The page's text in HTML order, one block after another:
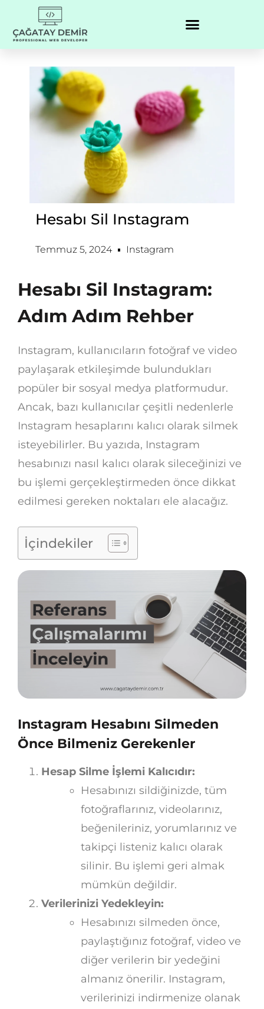
Hesabı Sil Instagram
Temmuz 5, 2024 Instagram
Hesabı Sil Instagram:
Adım Adım Rehber
Instagram, kullanıcıların fotoğraf ve video
paylaşarak etkileşimde bulundukları
popüler bir sosyal medya platformudur.
Ancak, bazı kullanıcılar çeşitli nedenlerle
Instagram hesaplarını kalıcı olarak silmek
isteyebilirler. Bu yazıda, Instagram
hesabınızı nasıl kalıcı olarak sileceğinizi ve
bu işlemi gerçekleştirmeden önce dikkat
edilmesi gereken noktaları ele alacağız.
İçindekiler
Instagram Hesabını Silmeden
Önce Bilmeniz Gerekenler
Hesap Silme İşlemi Kalıcıdır:
Hesabınızı sildiğinizde, tüm
fotoğraflarınız, videolarınız,
beğenileriniz, yorumlarınız ve
takipçi listeniz kalıcı olarak
silinir. Bu işlemi geri almak
mümkün değildir.
Verilerinizi Yedekleyin:
Hesabınızı silmeden önce,
paylaştığınız fotoğraf, video ve
diğer verilerin bir yedeğini
almanız önerilir. Instagram,
verilerinizi indirmenize olanak